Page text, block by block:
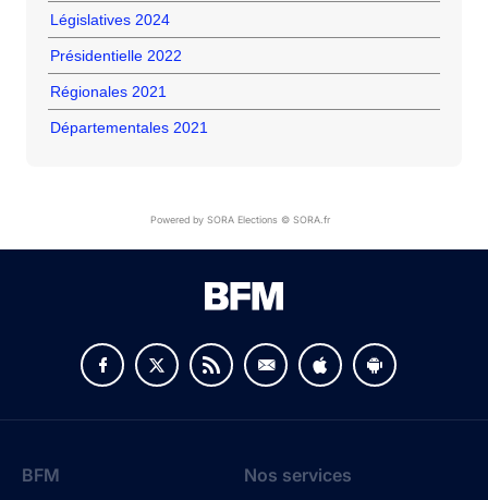
Législatives 2024
Présidentielle 2022
Régionales 2021
Départementales 2021
Powered by SORA Elections © SORA.fr
BFM Nos services